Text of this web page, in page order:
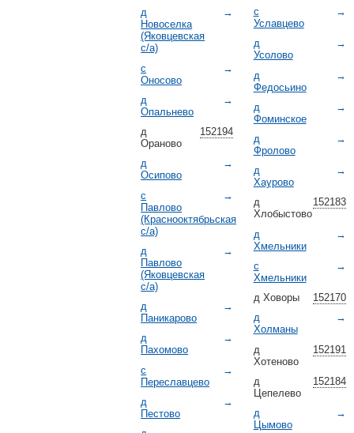
→
д
Новоселка
(Яковцевская
с/а)
→
с
Оносово
→
д
Опальнево
152194
д
Ораново
→
д
Осипово
→
с
Павлово
(Краснооктябрьская
с/а)
→
д
Павлово
(Яковцевская
с/а)
→
д
Паникарово
→
д
Пахомово
→
с
Переславцево
→
д
Пестово
→
с
Уславцево
→
д
Усолово
→
д
Федосьино
→
д
Фоминское
→
д
Фролово
→
д
Хаурово
152183
д
Хлобыстово
→
д
Хмельники
→
с
Хмельники
152170
д Ховоры
→
д
Холманы
152191
д
Хотеново
152184
д
Цепелево
→
д
Цымово